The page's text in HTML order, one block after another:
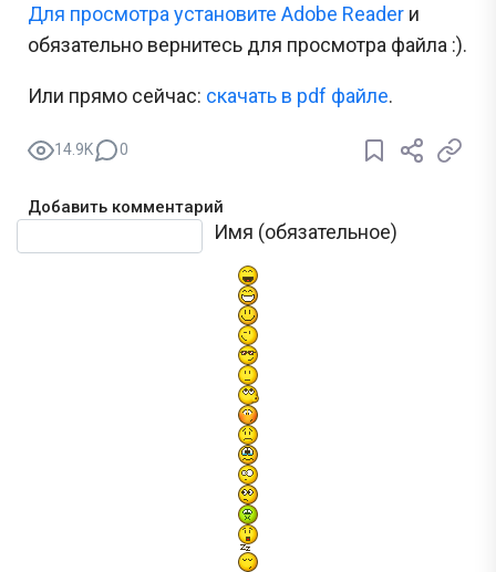
Для просмотра установите Adobe Reader и
обязательно вернитесь для просмотра файла :).
Или прямо сейчас: cкачать в pdf файле.
14.9K 0
Добавить комментарий
Имя (обязательное)